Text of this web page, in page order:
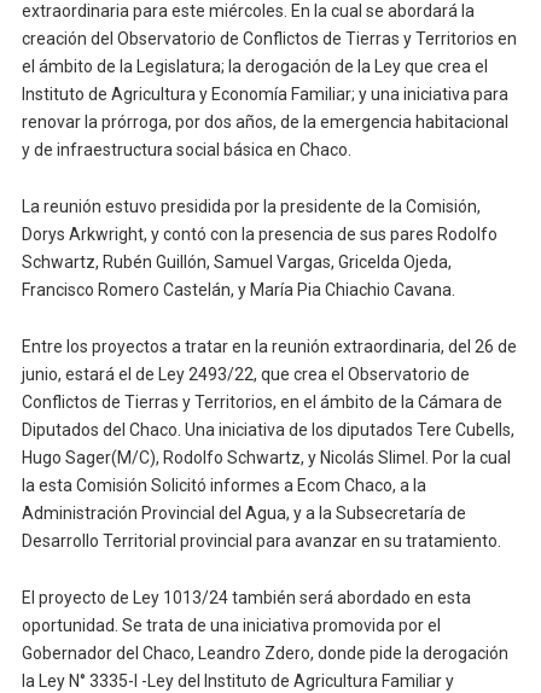
extraordinaria para este miércoles. En la cual se abordará la
creación del Observatorio de Conflictos de Tierras y Territorios en
el ámbito de la Legislatura; la derogación de la Ley que crea el
Instituto de Agricultura y Economía Familiar; y una iniciativa para
renovar la prórroga, por dos años, de la emergencia habitacional
y de infraestructura social básica en Chaco.
La reunión estuvo presidida por la presidente de la Comisión,
Dorys Arkwright, y contó con la presencia de sus pares Rodolfo
Schwartz, Rubén Guillón, Samuel Vargas, Gricelda Ojeda,
Francisco Romero Castelán, y María Pia Chiachio Cavana.
Entre los proyectos a tratar en la reunión extraordinaria, del 26 de
junio, estará el de Ley 2493/22, que crea el Observatorio de
Conflictos de Tierras y Territorios, en el ámbito de la Cámara de
Diputados del Chaco. Una iniciativa de los diputados Tere Cubells,
Hugo Sager(M/C), Rodolfo Schwartz, y Nicolás Slimel. Por la cual
la esta Comisión Solicitó informes a Ecom Chaco, a la
Administración Provincial del Agua, y a la Subsecretaría de
Desarrollo Territorial provincial para avanzar en su tratamiento.
El proyecto de Ley 1013/24 también será abordado en esta
oportunidad. Se trata de una iniciativa promovida por el
Gobernador del Chaco, Leandro Zdero, donde pide la derogación
la Ley N° 3335-I -Ley del Instituto de Agricultura Familiar y